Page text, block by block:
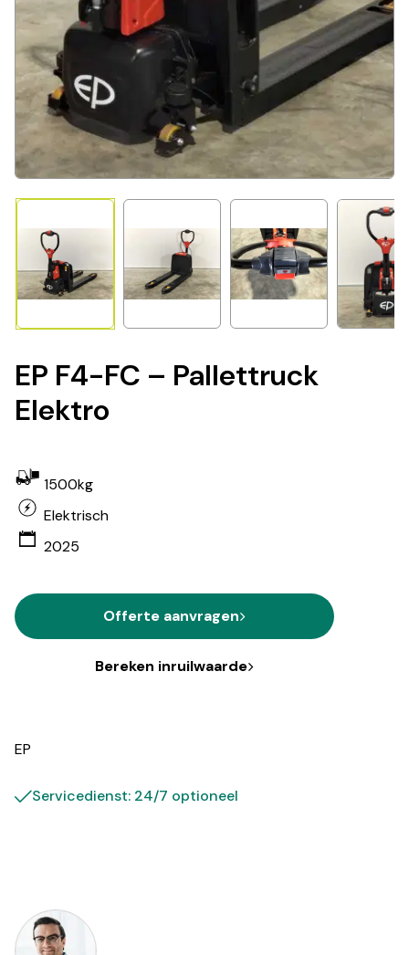
EP F4-FC – Pallettruck
Elektro
1500kg
Elektrisch
2025
Offerte aanvragen
Bereken inruilwaarde
EP
Servicedienst: 24/7 optioneel